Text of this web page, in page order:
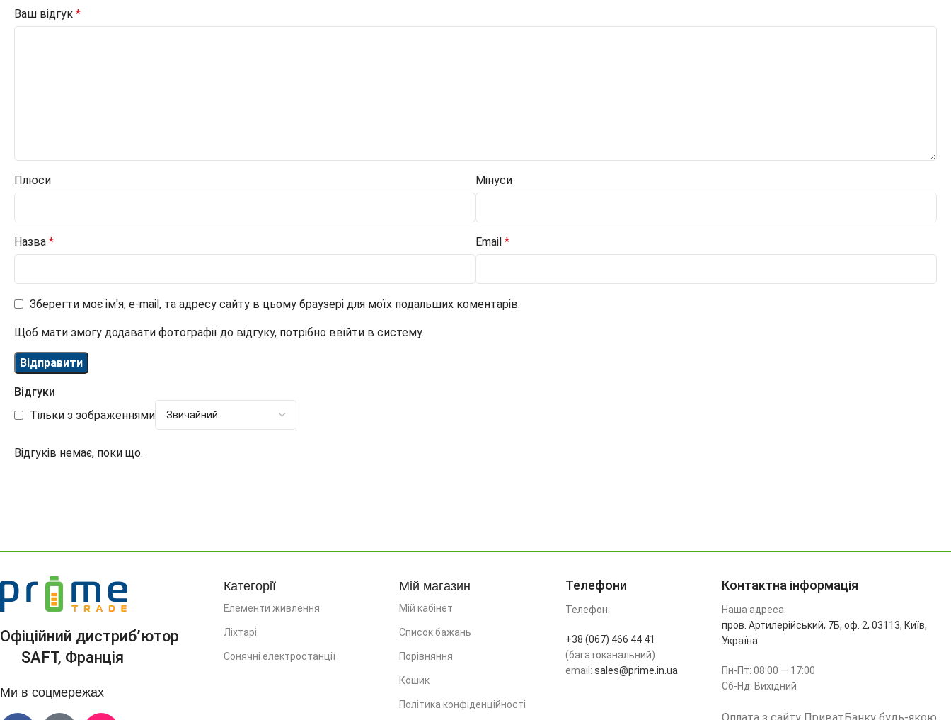
Відгуки
Тільки з зображеннями
Відгуків немає, поки що.
Ваш відгук *
Плюси Мінуси
Назва * Email *
Зберегти моє ім'я, e-mail, та адресу сайту в цьому браузері для моїх подальших коментарів.
Щоб мати змогу додавати фотографії до відгуку, потрібно ввійти в систему.
Офіційний дистриб’ютор
SAFT, Франція
Ми в соцмережах
Категорії
Елементи живлення
Ліхтарі
Сонячні електростанції
Мій магазин
Мій кабінет
Список бажань
Порівняння
Кошик
Політика конфіденційності
Телефони
Телефон:
+38 (067) 466 44 41
(багатоканальний)
email:sales@prime.in.ua
Контактна інформація
Наша адреса:
пров. Артилерійський, 7Б, оф. 2, 03113, Київ,
Україна
Пн-Пт: 08:00 — 17:00
Сб-Нд: Вихідний